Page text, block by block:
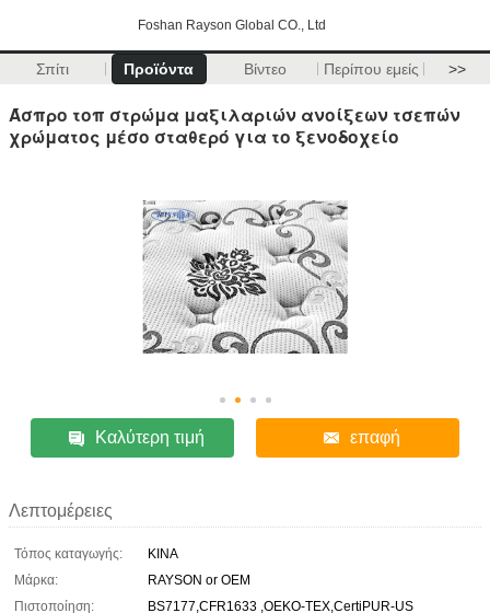
Foshan Rayson Global CO., Ltd
Σπίτι Προϊόντα Βίντεο Περίπου εμείς >>
Άσπρο τοπ στρώμα μαξιλαριών ανοίξεων τσεπών
χρώματος μέσο σταθερό για το ξενοδοχείο
Καλύτερη τιμή επαφή
Λεπτομέρειες
Τόπος καταγωγής:
ΚΙΝΑ
Μάρκα:
RAYSON or OEM
Πιστοποίηση:
BS7177,CFR1633 ,OEKO-TEX,CertiPUR-US